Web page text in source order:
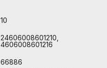
10
24606008601210,
4606008601216
66886